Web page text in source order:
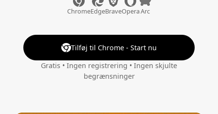
ChromeEdgeBraveOperaArc
Tilføj til Chrome - Start nu
Gratis • Ingen registrering • Ingen skjulte
begrænsninger